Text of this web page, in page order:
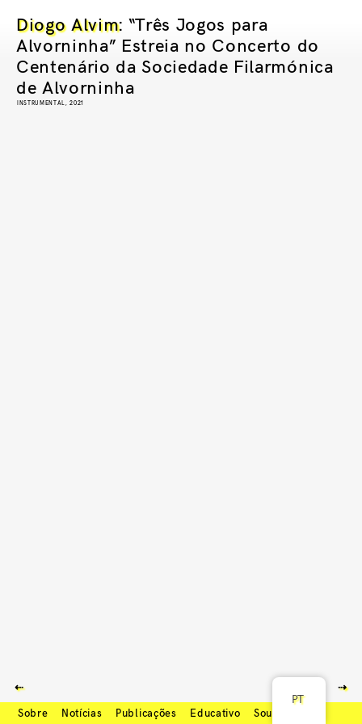
Diogo Alvim: “Três Jogos para
Alvorninha” Estreia no Concerto do
Centenário da Sociedade Filarmónica
de Alvorninha
INSTRUMENTAL, 2021
⇠ ⇢
PT
Sobre Notícias Publicações Educativo Soundcloud